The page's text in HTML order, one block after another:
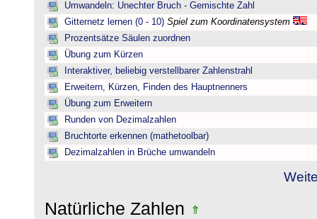
Umwandeln: Unechter Bruch - Gemischte Zahl
Gitternetz lernen (0 - 10) Spiel zum Koordinatensystem
Prozentsätze Säulen zuordnen
Übung zum Kürzen
Interaktiver, beliebig verstellbarer Zahlenstrahl
Erweitern, Kürzen, Finden des Hauptnenners
Übung zum Erweitern
Runden von Dezimalzahlen
Bruchtorte erkennen (mathetoolbar)
Dezimalzahlen in Brüche umwandeln
Natürliche Zahlen